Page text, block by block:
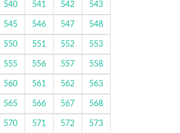
540 541 542 543
545 546 547 548
550 551 552 553
555 556 557 558
560 561 562 563
565 566 567 568
570 571 572 573